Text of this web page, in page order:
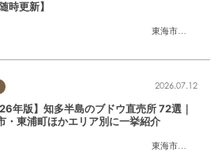
東海市大府市
時更新】
東海市大府市
2026.07.12
年版】知多半島のブドウ直売所 72選｜
・東浦町ほかエリア別に一挙紹介